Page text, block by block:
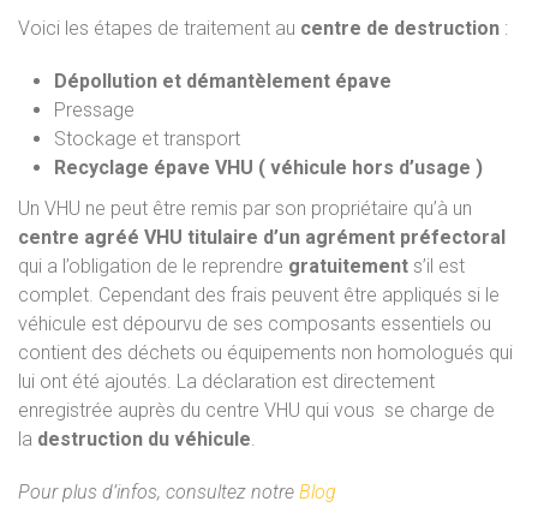
Voici les étapes de traitement au centre de destruction :
Dépollution et démantèlement épave
Pressage
Stockage et transport
Recyclage épave VHU ( véhicule hors d’usage )
Un VHU ne peut être remis par son propriétaire qu’à un
centre agréé VHU titulaire d’un agrément préfectoral
qui a l’obligation de le reprendre gratuitement s’il est
complet. Cependant des frais peuvent être appliqués si le
véhicule est dépourvu de ses composants essentiels ou
contient des déchets ou équipements non homologués qui
lui ont été ajoutés. La déclaration est directement
enregistrée auprès du centre VHU qui vous se charge de
la destruction du véhicule.
Pour plus d’infos, consultez notre Blog